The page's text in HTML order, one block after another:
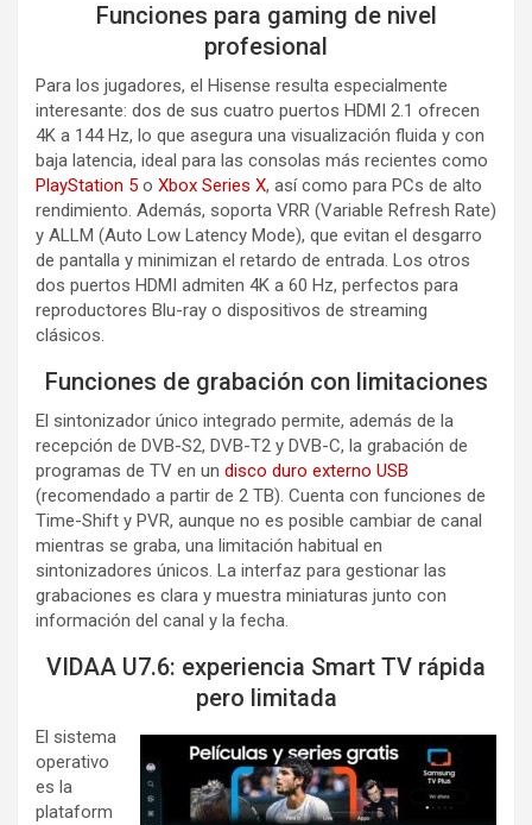
Funciones para gaming de nivel
profesional
Para los jugadores, el Hisense resulta especialmente
interesante: dos de sus cuatro puertos HDMI 2.1 ofrecen
4K a 144 Hz, lo que asegura una visualización fluida y con
baja latencia, ideal para las consolas más recientes como
PlayStation 5 o Xbox Series X, así como para PCs de alto
rendimiento. Además, soporta VRR (Variable Refresh Rate)
y ALLM (Auto Low Latency Mode), que evitan el desgarro
de pantalla y minimizan el retardo de entrada. Los otros
dos puertos HDMI admiten 4K a 60 Hz, perfectos para
reproductores Blu-ray o dispositivos de streaming
clásicos.
Funciones de grabación con limitaciones
El sintonizador único integrado permite, además de la
recepción de DVB-S2, DVB-T2 y DVB-C, la grabación de
programas de TV en un disco duro externo USB
(recomendado a partir de 2 TB). Cuenta con funciones de
Time-Shift y PVR, aunque no es posible cambiar de canal
mientras se graba, una limitación habitual en
sintonizadores únicos. La interfaz para gestionar las
grabaciones es clara y muestra miniaturas junto con
información del canal y la fecha.
VIDAA U7.6: experiencia Smart TV rápida
pero limitada
El sistema
operativo
es la
plataform